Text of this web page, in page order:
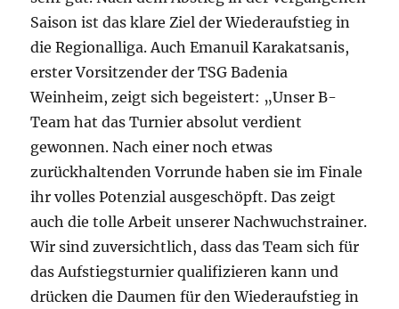
Saison ist das klare Ziel der Wiederaufstieg in
die Regionalliga. Auch Emanuil Karakatsanis,
erster Vorsitzender der TSG Badenia
Weinheim, zeigt sich begeistert: „Unser B-
Team hat das Turnier absolut verdient
gewonnen. Nach einer noch etwas
zurückhaltenden Vorrunde haben sie im Finale
ihr volles Potenzial ausgeschöpft. Das zeigt
auch die tolle Arbeit unserer Nachwuchstrainer.
Wir sind zuversichtlich, dass das Team sich für
das Aufstiegsturnier qualifizieren kann und
drücken die Daumen für den Wiederaufstieg in